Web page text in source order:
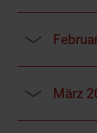
März